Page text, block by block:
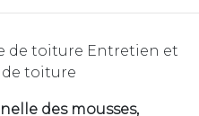
des mousses,